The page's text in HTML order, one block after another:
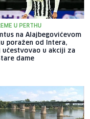
U PERTHU
na Alajbegovićevom
poražen od Intera,
učestvovao u akciji za
dame